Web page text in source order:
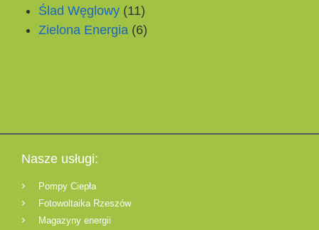
Ślad Węglowy (11)
Zielona Energia (6)
Nasze usługi:
Pompy Ciepła
Fotowoltaika Rzeszów
Magazyny energii